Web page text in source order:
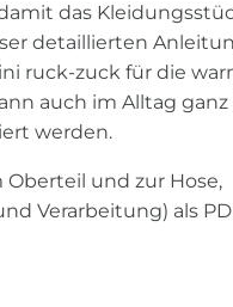
das
detaillierten
ruck-zuck für die
auch im Alltag ganz
werden.
und zur Hose,
Verarbeitung) als